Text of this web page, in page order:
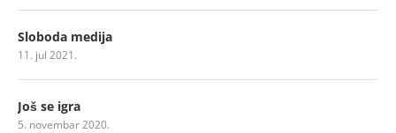
Sloboda medija
11. jul 2021.
Još se igra
5. novembar 2020.